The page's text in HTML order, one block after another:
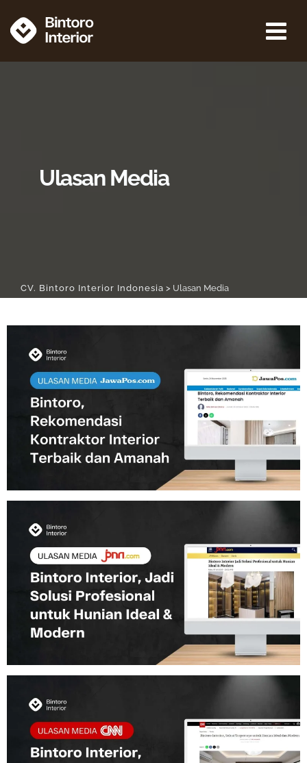
Ulasan Media
CV. Bintoro Interior Indonesia > Ulasan Media